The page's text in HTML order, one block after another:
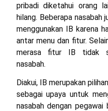
pribadi diketahui orang
hilang. Beberapa nasabah
menggunakan IB karena
antar menu dan fitur.
merasa fitur IB tidak
nasabah.
Diakui, IB merupakan
sebagai upaya untuk
nasabah dengan